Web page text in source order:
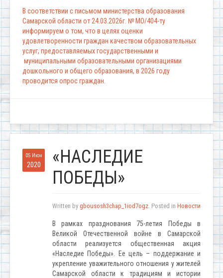
В соответствии с письмом министерства образования
Самарской области от 24.03.2026г. № МО/404-ту
информируем о том, что в целях оценки
удовлетворенности граждан качеством образовательных
услуг, предоставляемых государственными и
муниципальными образовательными организациями
дошкольного и общего образования, в 2026 году
проводится опрос граждан.
05 Июн
2020
«НАСЛЕДИЕ
ПОБЕДЫ»
Written by gbousosh3chap_1iod7ogz. Posted in Новости
В рамках празднования 75-летия Победы в
Великой Отечественной войне в Самарской
области реализуется общественная акция
«Наследие Победы». Ее цель – поддержание и
укрепление уважительного отношения у жителей
Самарской области к традициям и истории